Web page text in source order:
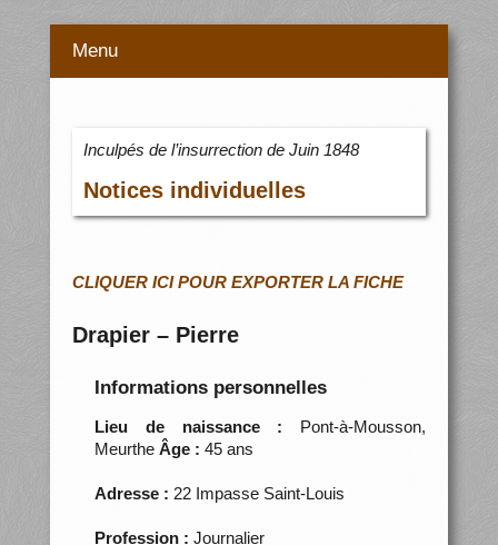
Menu
Inculpés de l’insurrection de Juin 1848
Notices individuelles
CLIQUER ICI POUR EXPORTER LA FICHE
Drapier – Pierre
Informations personnelles
Lieu de naissance : Pont-à-Mousson,
MeurtheÂge : 45 ans
Adresse : 22 Impasse Saint-Louis
Profession : Journalier